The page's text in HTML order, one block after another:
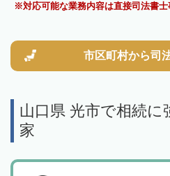
対応可能な業務内容は直接司法書
市区町村から司
山口県 光市で相続に
家